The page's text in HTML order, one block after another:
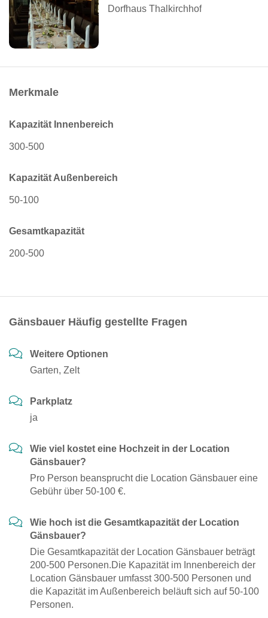
Dorfhaus Thalkirchhof
Merkmale
Kapazität Innenbereich
300-500
Kapazität Außenbereich
50-100
Gesamtkapazität
200-500
Gänsbauer Häufig gestellte Fragen
Weitere Optionen
Garten, Zelt
Parkplatz
ja
Wie viel kostet eine Hochzeit in der Location
Gänsbauer?
Pro Person beansprucht die Location Gänsbauer eine
Gebühr über 50-100 €.
Wie hoch ist die Gesamtkapazität der Location
Gänsbauer?
Die Gesamtkapazität der Location Gänsbauer beträgt
200-500 Personen.Die Kapazität im Innenbereich der
Location Gänsbauer umfasst 300-500 Personen und
die Kapazität im Außenbereich beläuft sich auf 50-100
Personen.